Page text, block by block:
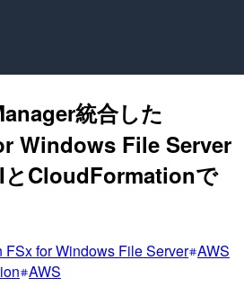
統合した
Windows File Server
とCloudFormationで
FSx for Windows File Server AWS
AWS